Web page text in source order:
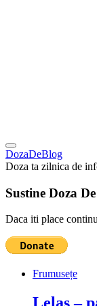
DozaDeBlog
Doza ta zilnica de
Sustine Doza
Daca iti place
Frumusețe